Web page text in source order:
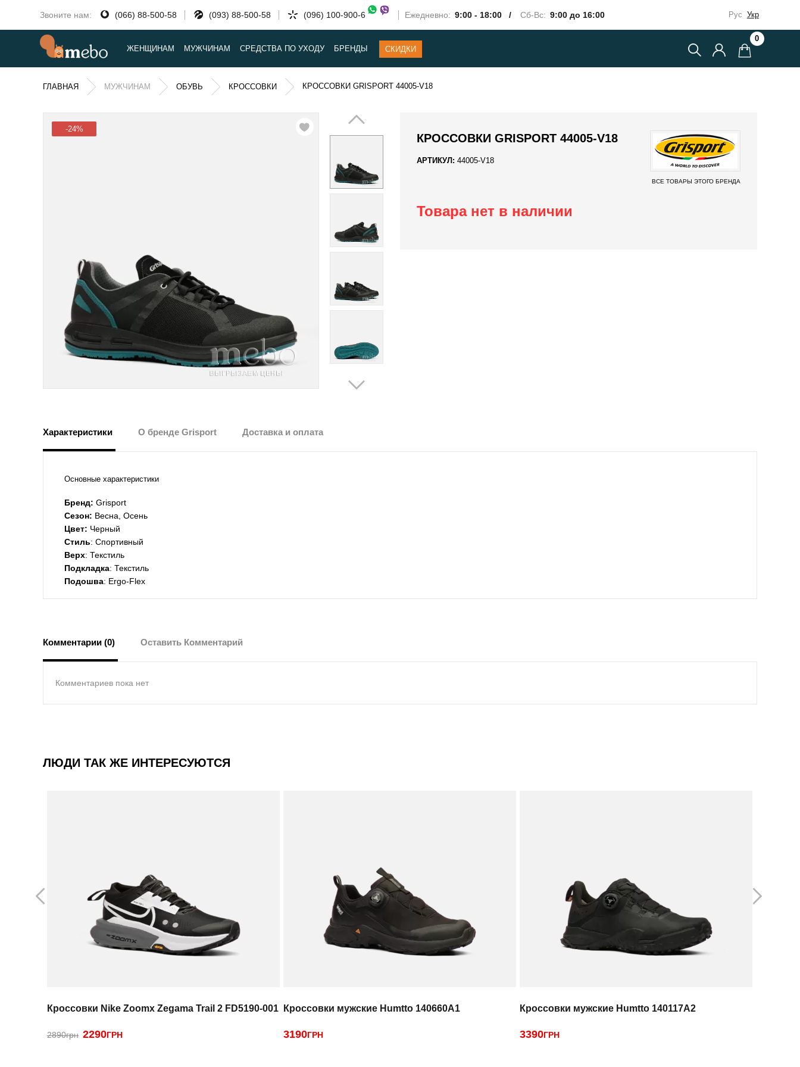
Звоните нам: (066) 88-500-58 (093) 88-500-58 (096) 100-900-6 Ежедневно: 9:00 - 18:00 / Сб-Вс: 9:00 до 16:00 Рус Укр
ЖЕНЩИНАМ МУЖЧИНАМ СРЕДСТВА ПО УХОДУ БРЕНДЫ СКИДКИ
0
ГЛАВНАЯ МУЖЧИНАМ ОБУВЬ КРОССОВКИ КРОССОВКИ GRISPORT 44005-V18
-24%
КРОССОВКИ GRISPORT 44005-V18
АРТИКУЛ: 44005-V18
ВСЕ ТОВАРЫ ЭТОГО БРЕНДА
Товара нет в наличии
Характеристики О бренде Grisport Доставка и оплата
Основные характеристики
Бренд: Grisport
Сезон: Весна, Осень
Цвет: Черный
Стиль: Спортивный
Верх: Текстиль
Подкладка: Текстиль
Подошва: Ergo-Flex
Комментарии (0) Оставить Комментарий
Комментариев пока нет
ЛЮДИ ТАК ЖЕ ИНТЕРЕСУЮТСЯ
Кроссовки Nike Zoomx Zegama Trail 2 FD5190-001
2890грн 2290ГРН
Кроссовки мужские Humtto 140660A1
3190ГРН
Кроссовки мужские Humtto 140117A2
3390ГРН